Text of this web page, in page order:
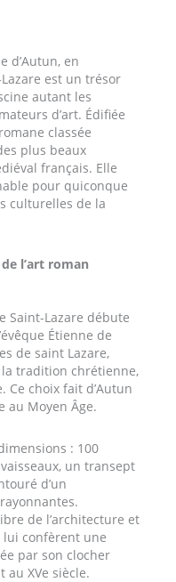
d’Autun, en
est un trésor
autant les
d’art. Édifiée
classée
plus beaux
français. Elle
pour quiconque
culturelles de la
l’art roman
Saint-Lazare débute
Étienne de
de saint Lazare,
tradition chrétienne,
choix fait d’Autun
au Moyen Âge.
: 100
un transept
d’un
de l’architecture et
confèrent une
par son clocher
XVe siècle.